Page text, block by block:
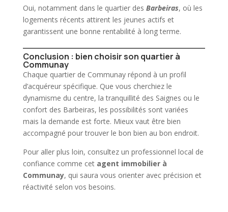
Oui, notamment dans le quartier des Barbeiras, où les
logements récents attirent les jeunes actifs et
garantissent une bonne rentabilité à long terme.
Conclusion : bien choisir son quartier à
Communay
Chaque quartier de Communayrépond à un profil
d’acquéreur spécifique. Que vous cherchiez le
dynamisme du centre, la tranquillité des Saignes ou le
confort des Barbeiras, les possibilités sont variées
mais la demande est forte. Mieux vaut être bien
accompagné pour trouver le bon bien au bon endroit.
Pour aller plus loin, consultez un professionnel local de
confiance comme cet agent immobilier à
Communay, qui saura vous orienter avec précision et
réactivité selon vos besoins.